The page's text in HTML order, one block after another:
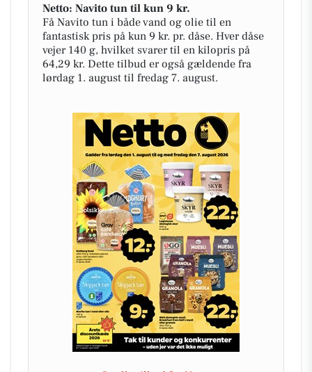
Netto: Navito tun til kun 9 kr.
Få Navito tun i både vand og olie til en
fantastisk pris på kun 9 kr. pr. dåse. Hver dåse
vejer 140 g, hvilket svarer til en kilopris på
64,29 kr. Dette tilbud er også gældende fra
lørdag 1. august til fredag 7. august.